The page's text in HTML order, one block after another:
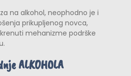
na alkohol, neophodno je i
prikupljenog novca,
mehanizme podrške
ALKOHOLA